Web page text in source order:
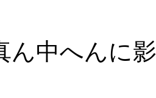
ん中へんに